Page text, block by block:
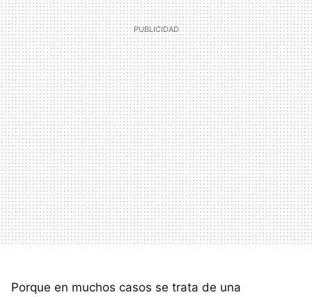
Porque en muchos casos se trata de una